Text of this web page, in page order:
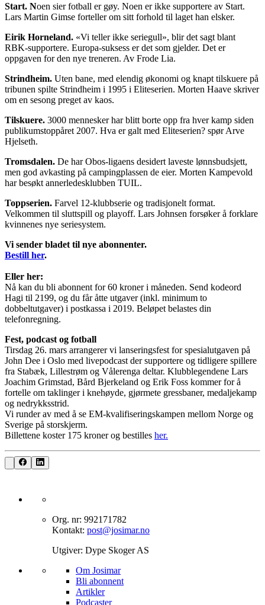
Start. Noen sier fotball er gøy. Noen er ikke supportere av Start.
Lars Martin Gimse forteller om sitt forhold til laget han elsker.
Eirik Horneland. «Vi teller ikke seriegull», blir det sagt blant
RBK-supportere. Europa-suksess er det som gjelder. Det er
oppgaven for den nye treneren. Av Frode Lia.
Strindheim. Uten bane, med elendig økonomi og knapt tilskuere på
tribunen spilte Strindheim i 1995 i Eliteserien. Morten Haave skriver
om en sesong preget av kaos.
Tilskuere. 3000 mennesker har blitt borte opp fra hver kamp siden
publikumstoppåret 2007. Hva er galt med Eliteserien? spør Arve
Hjelseth.
Tromsdalen. De har Obos-ligaens desidert laveste lønnsbudsjett,
men god avkasting på campingplassen de eier. Morten Kampevold
har besøkt annerledesklubben TUIL.
Toppserien. Farvel 12-klubbserie og tradisjonelt format.
Velkommen til sluttspill og playoff. Lars Johnsen forsøker å forklare
kvinnenes nye seriesystem.
Vi sender bladet til nye abonnenter.
Bestill her.
Eller her:
Nå kan du bli abonnent for 60 kroner i måneden. Send kodeord
Hagi til 2199, og du får åtte utgaver (inkl. minimum to
dobbeltutgaver) i postkassa i 2019. Beløpet belastes din
telefonregning.
Fest, podcast og fotball
Tirsdag 26. mars arrangerer vi lanseringsfest for spesialutgaven på
John Dee i Oslo med livepodcast der supportere og tidligere spillere
fra Stabæk, Lillestrøm og Vålerenga deltar. Klubblegendene Lars
Joachim Grimstad, Bård Bjerkeland og Erik Foss kommer for å
fortelle om taklinger i knehøyde, gjørmete gressbaner, medaljekamp
og nedrykksstrid.
Vi runder av med å se EM-kvalifiseringskampen mellom Norge og
Sverige på storskjerm.
Billettene koster 175 kroner og bestilles her.
Org. nr: 992171782
Kontakt: post@josimar.no
Utgiver: Dype Skoger AS
Om J‌osimar ‍ ​‍​‍‌‍
Bli abonnent​​​​‌ ‍ ​‍​‍‌‍ ‌ ​‍‌‍‍‌‌‍‌ ‌‍‍‌‌‍ ‍​‍​‍​ ‍‍​‍​‍‌ ​ ‌‍​‌‌‍ ‍‌‍‍‌‌ ‌​‌ ‍‌​‍ ‍‌‍‍‌‌‍ ​‍​‍​‍ ​​‍​‍‌‍‍​‌ ​‍‌‍‌‌‌‍‌‍​‍​‍​ ‍‍​‍​‍‌‍‍​‌ ‌​‌ ‌​‌ ​​‌ ​ ​ ‍‍​‍ ​‍ ‌‍‌‌‌‍‌​‌‍‍‌‌ ‌​​‍ ‍‌‍‍‌‌‍‌​‌‍​‌‌‍‌ ‌ ​‍‌‍​‌‌‍ ‍‌‍‍‍‌‍​‌‌‍ ‍‌ ​ ‌‍‌‌‌‍ ‍​‍ ‍‌‍​ ‌‍ ‌‍ ‌​‍ ‌‍‍‌‌‍ ‍‌ ‌​‌‍‌‌‌‍ ‍‌ ‌​​‍ ‌‍‌‌‌‍‌​‌‍‍‌‌ ‌​​‍ ‌‍ ‌‌‍ ‌‍‌​‌‍‌‌​ ‌‌ ​​‌ ​‍‌‍‌‌‌ ​ ‌‍‌‌‌‍ ‍‌ ‌​‌‍​‌‌ ‌​‌‍‍‌‌‍ ‌‍ ‍​ ‍ ‌‍‍‌‌‍‌​​ ‌‌‍‌‍‌‍ ‌‍ ‌ ‌​‌‍‌‌‌ ​‍​ ‍ ‌ ‌​‌ ‍‌‌ ​​‌‍‌‌​ ‌‌‍‌‍‌‍ ‌‍ ‌ ‌​‌‍‌‌‌ ​‍​ ‍ ‌ ​​‌‍​‌‌ ‌​‌‍‍​​ ‌‌‍​ ‌‍ ‌‍ ​‌ ‌‌‌‍ ‌‌‍ ‍‌ ​ ​‍‌‌​ ‌‌‌​​‍‌‌ ‌‍‍ ‌‍‌‌‌ ‍‌​‍‌‌​ ​ ‌​‌​​‍‌‌​ ​ ‌​‌​​‍‌‌​ ​‍​ ​‍‌‍​‍​ ‍‌‌‍​ ‌‍‌‍‌‍​ ​ ​‌​ ‌​‌‍​‍‌‍‌‍​ ‍​​ ‌‌‌‍​‍​‍‌‌​ ​‍​ ​‍​‍‌‌​ ‌‌‌​‌​​‍ ‍‌‍​ ‌‍ ‌‍ ​‌ ‌‌‌‍ ‌‌‍ ‍‌​‍‌‌ ‌​‌‍‌‌‌‍ ‌‌ ​ ​‍‌‌​ ‌‌‌​​‍‌‌ ‌‍‍ ‌‍‌‌‌ ‍‌​‍‌‌​ ​ ‌​‌​​‍‌‌​ ​ ‌​‌​​‍‌‌​ ​‍​ ​‍‌‍​‌‌‍‌‍​ ‌‍​ ‌​‌‍‌‌​ ‍‌‌‍‌​‌‍​‍​ ‌ ‌‍​‌​ ‌ ​ ​​​‍‌‌​ ​‍​ ​‍​‍‌‌​ ‌‌‌​‌​​‍ ‍‌‍‍‌‌ ‌​‌‍‌‌‌‍ ‌‌ ​ ​‍‌‌​ ‌‌‌​​‍‌‌ ‌‍‍ ‌‍‌‌‌ ‍‌​‍‌‌​ ​ ‌​‌​​‍‌‌​ ​ ‌​‌​​‍‌‌​ ​‍​ ​‍‌‍‌‌‌‍​‌‌‍‌‌​ ‌‍‌‍​‍‌‍‌‌‌‍‌‌‌‍‌‍‌‍​‍​ ‍​​ ​ ​ ​ ​‍‌‌​ ​‍​ ​‍​‍‌‌​ ‌‌‌​‌​​‍ ‍‌‍ ​‌‍​‌‌‍​‍‌‍‌‌‌‍ ​​ ‌‍​‍‌‍​‌‌ ​ ‌‍‌‌‌‌‌‌‌ ​‍‌‍ ​​ ‌‌‍‍​‌ ‌​‌ ‌​‌ ​​‌ ​ ​‍‌‌​ ​ ‌​​‌​‍‌‌​ ​‍‌​‌‍​‍‌‌​ ​‍‌​‌‍‌‍‌‌‌‍‌​‌‍‍‌‌ ‌​​‍ ‍‌‍‍‌‌‍‌​‌‍​‌‌‍‌ ‌ ​‍‌‍​‌‌‍ ‍‌‍‍‍‌‍​‌‌‍ ‍‌ ​ ‌‍‌‌‌‍ ‍​‍ ‍‌‍​ ‌‍ ‌‍ ‌​‍‌‍‌‍‍‌‌‍‌​​ ‌‌‍‌‍‌‍ ‌‍ ‌ ‌​‌‍‌‌‌ ​‍​‍‌‍‌ ‌​‌ ‍‌‌ ​​‌‍‌‌​ ‌‌‍‌‍‌‍ ‌‍ ‌ ‌​‌‍‌‌‌ ​‍​‍‌‍‌ ​​‌‍​‌‌ ‌​‌‍‍​​ ‌‌‍​ ‌‍ ‌‍ ​‌ ‌‌‌‍ ‌‌‍ ‍‌ ​ ​‍‌‌​ ‌‌‌​​‍‌‌ ‌‍‍ ‌‍‌‌‌ ‍‌​‍‌‌​ ​ ‌​‌​​‍‌‌​ ​ ‌​‌​​‍‌‌​ ​‍​ ​‍‌‍​‍​ ‍‌‌‍​ ‌‍‌‍‌‍​ ​ ​‌​ ‌​‌‍​‍‌‍‌‍​ ‍​​ ‌‌‌‍​‍​‍‌‌​ ​‍​ ​‍​‍‌‌​ ‌‌‌​‌​​‍ ‍‌‍​ ‌‍ ‌‍ ​‌ ‌‌‌‍ ‌‌‍ ‍‌​‍‌‌ ‌​‌‍‌‌‌‍ ‌‌ ​ ​‍‌‌​ ‌‌‌​​‍‌‌ ‌‍‍ ‌‍‌‌‌ ‍‌​‍‌‌​ ​ ‌​‌​​‍‌‌​ ​ ‌​‌​​‍‌‌​ ​‍​ ​‍‌‍​‌‌‍‌‍​ ‌‍​ ‌​‌‍‌‌​ ‍‌‌‍‌​‌‍​‍​ ‌ ‌‍​‌​ ‌ ​ ​​​‍‌‌​ ​‍​ ​‍​‍‌‌​ ‌‌‌​‌​​‍ ‍‌‍‍‌‌ ‌​‌‍‌‌‌‍ ‌‌ ​ ​‍‌‌​ ‌‌‌​​‍‌‌ ‌‍‍ ‌‍‌‌‌ ‍‌​‍‌‌​ ​ ‌​‌​​‍‌‌​ ​ ‌​‌​​‍‌‌​ ​‍​ ​‍‌‍‌‌‌‍​‌‌‍‌‌​ ‌‍‌‍​‍‌‍‌‌‌‍‌‌‌‍‌‍‌‍​‍​ ‍​​ ​ ​ ​ ​‍‌‌​ ​‍​ ​‍​‍‌‌​ ‌‌‌​‌​​‍ ‍‌‍ ​‌‍​‌‌‍​‍‌‍‌‌‌‍ ​​‍‌‍‌ ​​‌‍‌‌‌ ​‍‌ ​ ‌ ​​‌‍‌‌‌‍​ ‌ ‌​‌‍‍‌‌ ‌‍‌‍‌‌​ ‌‌ ​​‌ ‌‌‌‍​‍‌‍ ​‌‍‍‌‌ ​ ‌‍‍​‌‍‌‌‌‍‌​​‍​‍‌ ‌
Artikler
Podcaster